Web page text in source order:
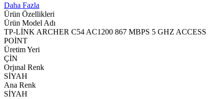
Daha Fazla
Ürün Özellikleri
Ürün Model Adı
TP-LİNK ARCHER C54 AC1200 867 MBPS 5 GHZ ACCESS
POİNT
Üretim Yeri
ÇİN
Orjınal Renk
SİYAH
Ana Renk
SİYAH